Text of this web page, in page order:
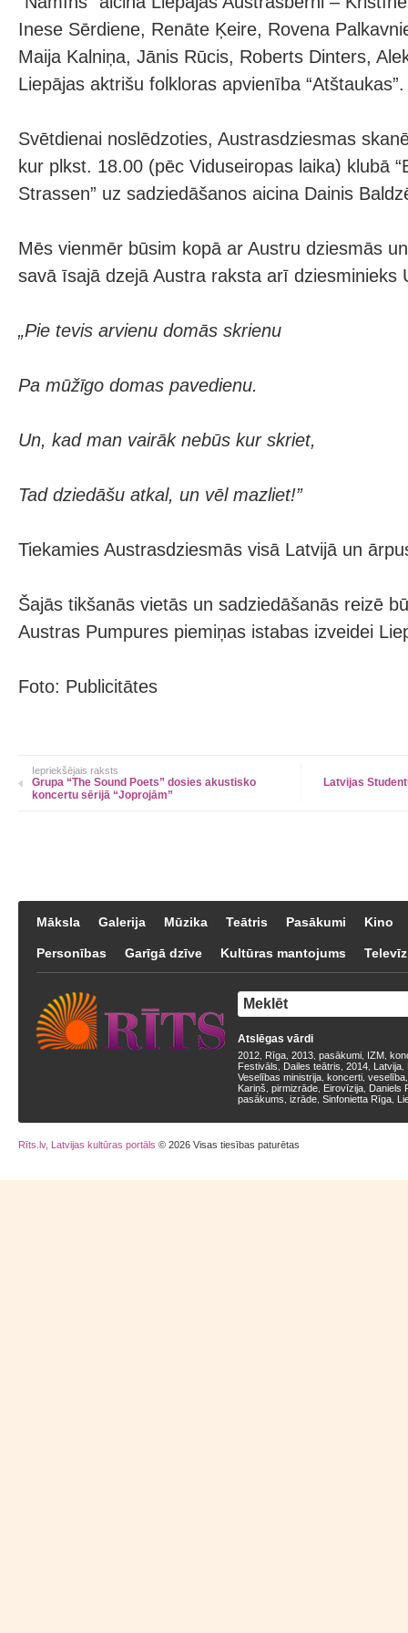
Inese Sērdiene, Renāte Ķeire, Rovena
Maija Kalniņa, Jānis Rūcis, Roberts Dinters,
Liepājas aktrišu folkloras apvienība “Atštaukas”.
Svētdienai noslēdzoties, Austrasdziesmas
kur plkst. 18.00 (pēc Viduseiropas laika) klubā
Strassen” uz sadziedāšanos aicina Dainis
Mēs vienmēr būsim kopā ar Austru dziesmās
savā īsajā dzejā Austra raksta arī dziesminieks
„Pie tevis arvienu domās skrienu
Pa mūžīgo domas pavedienu.
Un, kad man vairāk nebūs kur skriet,
Tad dziedāšu atkal, un vēl mazliet!”
Tiekamies Austrasdziesmās visā Latvijā un
Šajās tikšanās vietās un sadziedāšanās reizē
Austras Pumpures piemiņas istabas izveidei
Foto: Publicitātes
Iepriekšējais raksts
Grupa “The Sound Poets” dosies akustisko
koncertu sērijā “Joprojām”
Latvijas
Māksla Galerija Mūzika Teātris Pasākumi Kino
Personības Garīgā dzīve Kultūras mantojums
Atslēgas vārdi
2012 Rīga 2013 pasākumi IZM
Festivāls
Dailes teātris 2014 Latvija
Veselības ministrija koncerti veselība
Kariņš pirmizrāde Eirovīzija Daniels
pasākums izrāde Sinfonietta Rīga
Rīts.lv, Latvijas kultūras portāls © 2026 Visas tiesības paturētas